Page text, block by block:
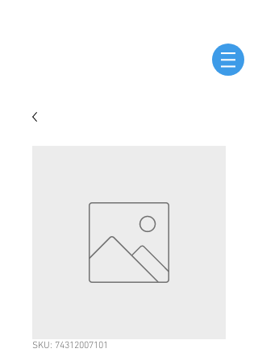
SKU: 74312007101